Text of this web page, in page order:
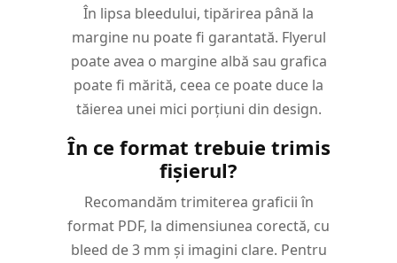
În lipsa bleedului, tipărirea până la
margine nu poate fi garantată. Flyerul
poate avea o margine albă sau grafica
poate fi mărită, ceea ce poate duce la
tăierea unei mici porțiuni din design.
În ce format trebuie trimis
fișierul?
Recomandăm trimiterea graficii în
format PDF, la dimensiunea corectă, cu
bleed de 3 mm și imagini clare. Pentru